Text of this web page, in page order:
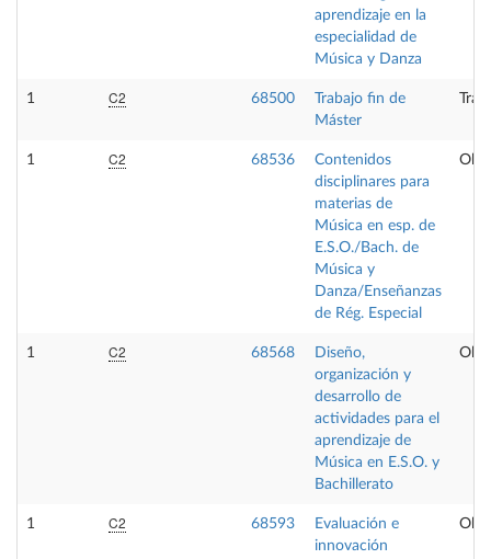
aprendizaje en la
especialidad de
Música y Danza
1 C2 68500
Trabajo fin de
Máster
1 C2 68536
Contenidos
disciplinares para
materias de
Música en esp. de
E.S.O./Bach. de
Música y
Danza/Enseñanzas
de Rég. Especial
1 C2 68568
Diseño,
organización y
desarrollo de
actividades para el
aprendizaje de
Música en E.S.O. y
Bachillerato
1 C2 68593
Evaluación e
innovación